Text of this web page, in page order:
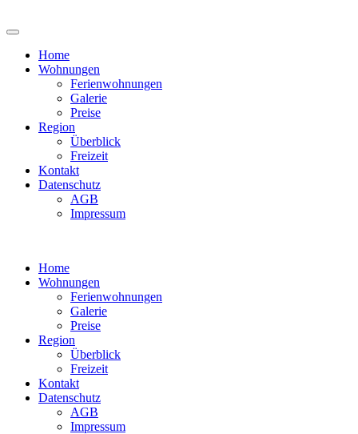
Home
Wohnungen
Ferienwohnungen
Galerie
Preise
Region
Überblick
Freizeit
Kontakt
Datenschutz
AGB
Impressum
Home
Wohnungen
Ferienwohnungen
Galerie
Preise
Region
Überblick
Freizeit
Kontakt
Datenschutz
AGB
Impressum